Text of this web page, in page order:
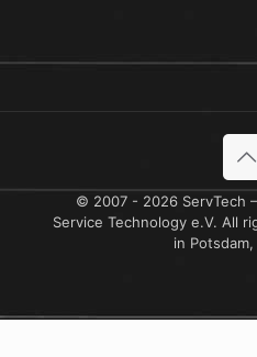
© 2007 - 2026 ServTech
Service Technology e.V. All
in